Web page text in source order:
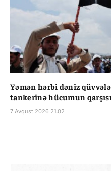
Yəmən hərbi dəniz
tankerinə hücumun
7 Avqust 2026 21:02